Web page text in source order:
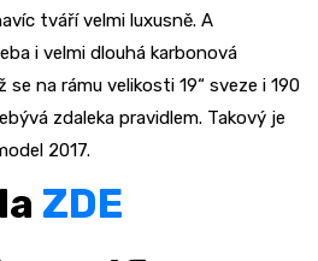
tváří velmi luxusně. A
i velmi dlouhá karbonová
se na rámu velikosti 19“ sveze i 190
zdaleka pravidlem. Takový je
2017.
ZDE